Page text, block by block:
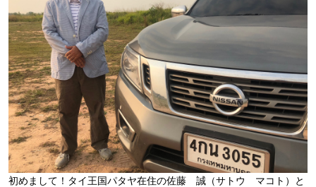
初めまして！タイ王国パタヤ在住の佐藤 誠（サトウ マコト）と